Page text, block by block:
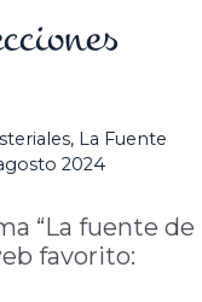
, La Fuente
2024
“La fuente de
favorito: